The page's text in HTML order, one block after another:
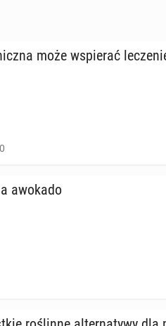
może wspie­rać
awokado